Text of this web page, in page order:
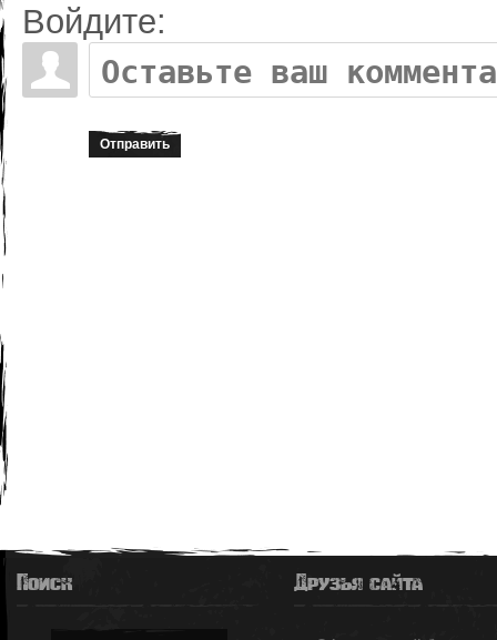
Войдите:
Отправить
Поиск Друзья сайта